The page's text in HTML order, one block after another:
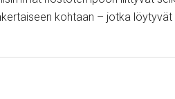
kohtaan – jotka